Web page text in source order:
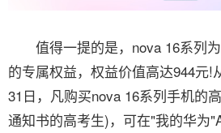
值得一提的是，nova 16系列
的专属权益，权益价值高达944元!
31日，凡购买nova 16系列手机的
通知书的高考生)，可在"我的华为